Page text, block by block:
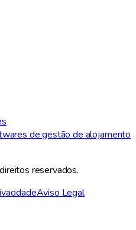
de gestão de alojamento
reservados.
Aviso Legal